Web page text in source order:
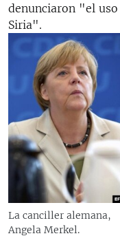
denunciaron "el
Siria".
La canciller alemana,
Angela Merkel.